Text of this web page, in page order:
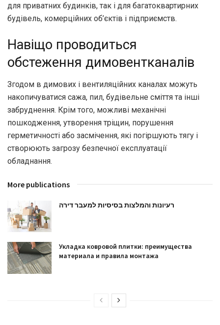
для приватних будинків, так і для багатоквартирних
будівель, комерційних об’єктів і підприємств.
Навіщо проводиться
обстеження димовентканалів
Згодом в димових і вентиляційних каналах можуть
накопичуватися сажа, пил, будівельне сміття та інші
забруднення. Крім того, можливі механічні
пошкодження, утворення тріщин, порушення
герметичності або засмічення, які погіршують тягу і
створюють загрозу безпечної експлуатації
обладнання.
More publications
רעיונות והמלצות בסיסיות למעבר דירה
Укладка ковровой плитки: преимущества
материала и правила монтажа